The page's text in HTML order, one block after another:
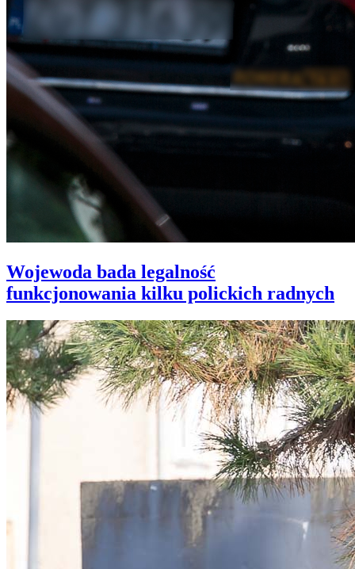
Wojewoda bada legalność
funkcjonowania kilku polickich radnych